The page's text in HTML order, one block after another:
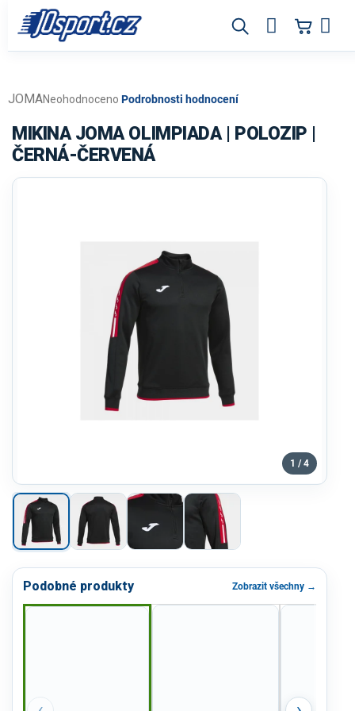
obsah
Průměrné
produktu
je
0,0
Neohodnoceno Podrobnosti hodnocení
JOMA
MIKINA JOMA OLIMPIADA | POLOZIP |
ČERNÁ-ČERVENÁ
1 / 4
Podobné produkty Zobrazit všechny →